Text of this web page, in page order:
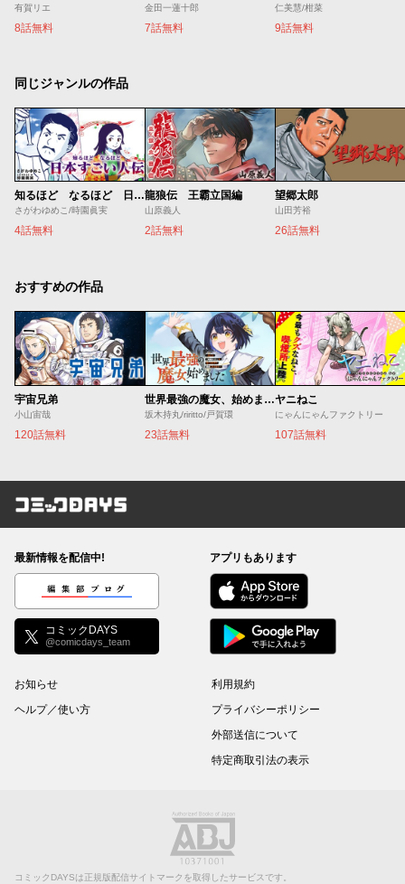
有賀リエ
8話無料
金田一蓮十郎
7話無料
仁美慧/柑菜
9話無料
同じジャンルの作品
知るほど なるほど 日本すごい人伝
さがわゆめこ/時園眞実
4話無料
龍狼伝 王霸立国編
山原義人
2話無料
望郷太郎
山田芳裕
26話無料
おすすめの作品
宇宙兄弟
小山宙哉
120話無料
世界最強の魔女、始めました ～私だけ『攻略サイト』を見れる世界で自由に生きます～
坂木持丸/riritto/戸賀環
23話無料
ヤニねこ
にゃんにゃんファクトリー
107話無料
コミックDAYS
最新情報を配信中!
編集部ブログ
コミックDAYS
@comicdays_team
アプリもあります
お知らせ
ヘルプ／使い方
利用規約
プライバシーポリシー
外部送信について
特定商取引法の表示
コミックDAYSは正規版配信サイトマークを取得したサービスです。